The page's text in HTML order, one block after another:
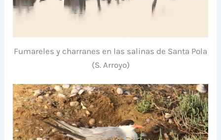
Fumareles y charranes en las salinas de Santa Pola
(S. Arroyo)